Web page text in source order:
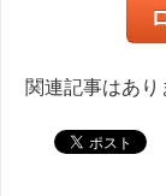
関連記事はあり